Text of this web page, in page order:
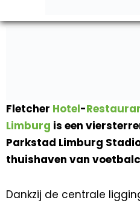
inhoud
Fletcher Hotel-
Limburg is een
Parkstad Limburg
thuishaven van
Dankzij de centrale